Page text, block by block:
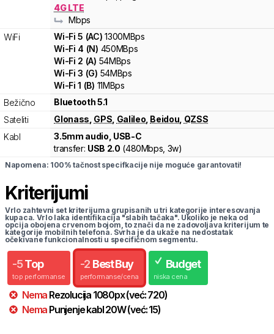
4G LTE
Mbps
WiFi
Wi-Fi5 (AC) 1300MBps
Wi-Fi 4 (N) 450MBps
Wi-Fi 2 (A) 54MBps
Wi-Fi3 (G) 54MBps
Wi-Fi1 (B) 11MBps
Bežično
Bluetooth 5.1
Sateliti
Glonass GPS Galileo Beidou QZSS
Kabl
3.5mm audio, USB-C
transfer: USB 2.0 (480Mbps, 3w)
Napomena: 100% tačnost specifkacije nije moguće garantovati!
Kriterijumi
Vrlo zahtevni set kriterijuma grupisanih u tri kategorije interesovanja
kupaca. Vrlo laka identifikacija "slabih tačaka". Ukoliko je neka od
opcija obojena crvenom bojom, to znači da ne zadovoljava kriterijum te
kategorije mobilnih telefona. Svrha je da ukaže na nedostatak
očekivane funkcionalnosti u specifičnom segmentu.
-5 Top
top performanse
-2 Best Buy
performanse/cena
Budget
niska cena
Nema Rezolucija 1080px(već:720)
Nema Punjenje kabl20W(već:15)